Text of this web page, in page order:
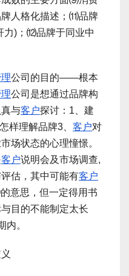
人格化描述；⑾品牌
力)；⑿品牌于同业中
公司的目的――根本
公司是想通过品牌构
与客户探讨：1、建
怎样理解品牌3、 客户对
场状态的心理憧憬。
客户说明会及市场调查,
估，其中可能有客户
意思，但一定得用书
目的不能制定太长
内。